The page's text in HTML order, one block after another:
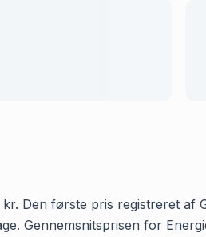
Den første pris registreret
Gennemsnitsprisen for